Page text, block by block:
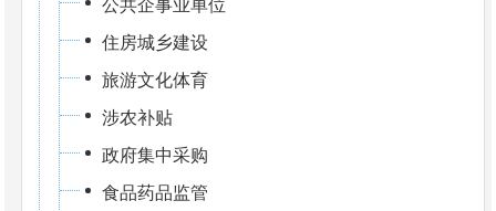
公共企事业单位
住房城乡建设
旅游文化体育
涉农补贴
政府集中采购
食品药品监管